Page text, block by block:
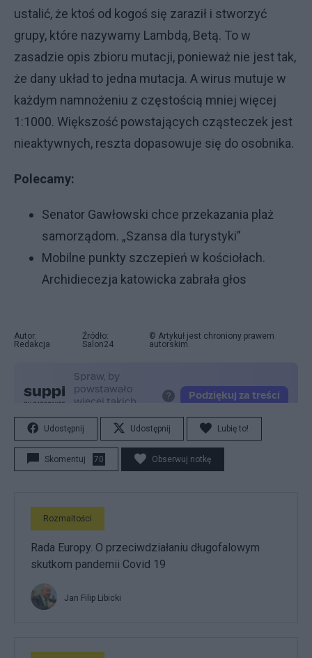
ustalić, że ktoś od kogoś się zaraził i stworzyć
grupy, które nazywamy Lambdą, Betą. To w
zasadzie opis zbioru mutacji, ponieważ nie jest tak,
że dany układ to jedna mutacja. A wirus mutuje w
każdym namnożeniu z częstością mniej więcej
1:1000. Większość powstających cząsteczek jest
nieaktywnych, reszta dopasowuje się do osobnika.
Polecamy:
Senator Gawłowski chce przekazania plaż
samorządom. „Szansa dla turystyki”
Mobilne punkty szczepień w kościołach.
Archidiecezja katowicka zabrała głos
Autor:
Redakcja
Źródło:
Salon24
© Artykuł jest chroniony prawem
autorskim.
Udostępnij Udostępnij Lubię to!
Skomentuj 70 Obserwuj notkę
Rozmaitości
Rada Europy. O przeciwdziałaniu długofalowym
skutkom pandemii Covid 19
Jan Filip Libicki